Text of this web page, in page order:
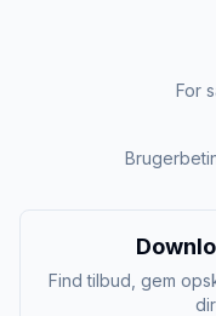
For
Find tilbud, gem